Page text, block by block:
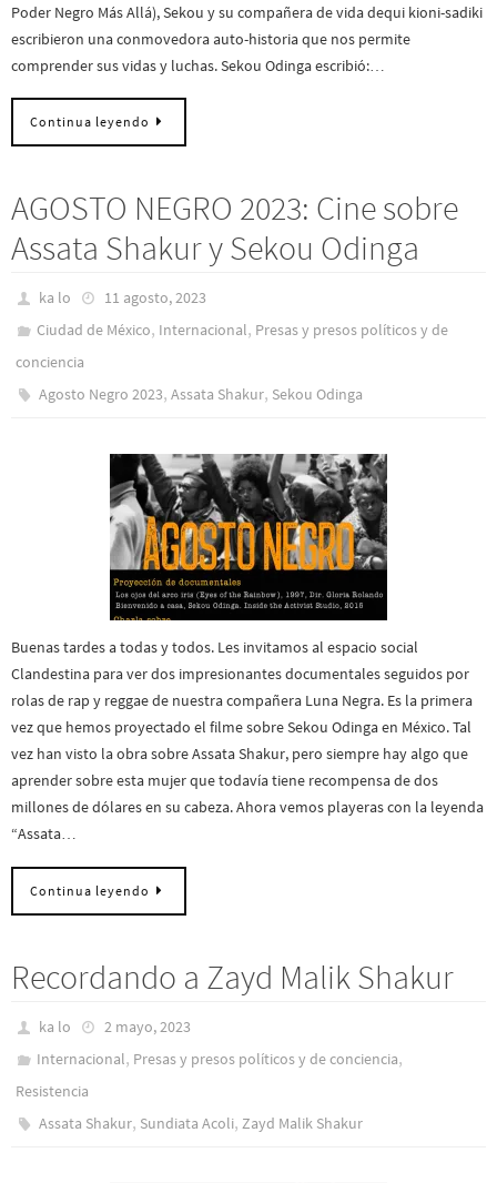
Poder Negro Más Allá), Sekou y su compañera de vida dequi kioni-sadiki
escribieron una conmovedora auto-historia que nos permite
comprender sus vidas y luchas. Sekou Odinga escribió:…
Continua leyendo
AGOSTO NEGRO 2023: Cine sobre
Assata Shakur y Sekou Odinga
ka lo
11 agosto, 2023
Ciudad de México, Internacional, Presas y presos polí­ticos y de
conciencia
Agosto Negro 2023,Assata Shakur, Sekou Odinga
Buenas tardes a todas y todos. Les invitamos al espacio social
Clandestina para ver dos impresionantes documentales seguidos por
rolas de rap y reggae de nuestra compañera Luna Negra. Es la primera
vez que hemos proyectado el filme sobre Sekou Odinga en México. Tal
vez han visto la obra sobre Assata Shakur, pero siempre hay algo que
aprender sobre esta mujer que todavía tiene recompensa de dos
millones de dólares en su cabeza. Ahora vemos playeras con la leyenda
“Assata…
Continua leyendo
Recordando a Zayd Malik Shakur
ka lo
2 mayo, 2023
Internacional, Presas y presos polí­ticos y de conciencia,
Resistencia
Assata Shakur, Sundiata Acoli, Zayd Malik Shakur